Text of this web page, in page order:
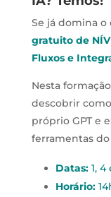
Se já domina o
gratuito de
Fluxos e
Nesta
descobrir
próprio GPT e
ferramentas do
Datas: 1, 4
Horário: